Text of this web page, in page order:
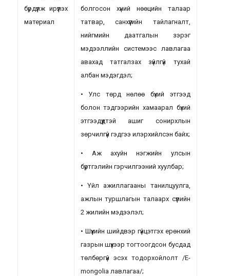
бүрдүүлж ирүүлэх
материал
болгосон хүний нөөцийн талаар
татвар, санхүүгийн тайлагналт,
нийгмийн даатгалын зэрэг
мэдээллийн системээс лавлагаа
авахад татгалзах зүйлгүй тухай
албан мэдэгдэл;
• Улс төрд нөлөө бүхий этгээд
болон тэдгээрийн хамаарал бүхий
этгээдүүдтэй ашиг сонирхлын
зөрчилгүй гэдгээ илэрхийлсэн байх;
• Аж ахуйн нэгжийн улсын
бүртгэлийн гэрчилгээний хуулбар;
• Үйл ажиллагааны танилцуулга,
ажлын туршлагын талаарх сүүлийн
2 жилийн мэдээлэл;
• Шүүхийн шийдвэр гүйцэтгэх ерөнхий
газрын шүүхээр тогтоогдсон бусдад
төлбөргүй эсэх тодорхойлолт /E-
mongolia лавлагаа/;